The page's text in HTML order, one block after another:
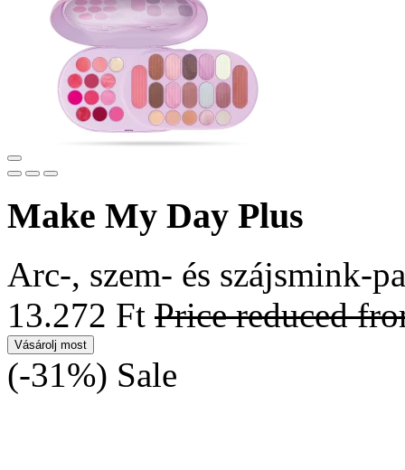
Make My Day Plus
Arc-, szem- és szájsmink-
13.272 Ft Price reduced
Vásárolj most
(-31%) Sale